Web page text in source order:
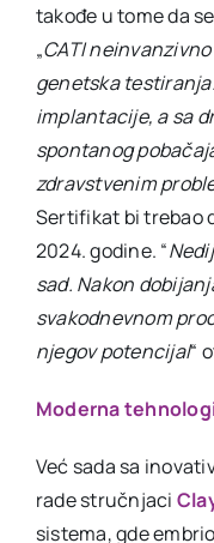
takođe u tome da
„CATI
genetska
implantacije, a sa
spontanog
zdravstvenim
Sertifikat bi trebao
2024. godine. “
sad. Nakon
svakodnevnom
njegov potencijal“
Moderna
Već sada sa
rade stručnjaci
sistema, gde